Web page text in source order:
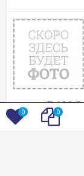
7 199₽
0 0